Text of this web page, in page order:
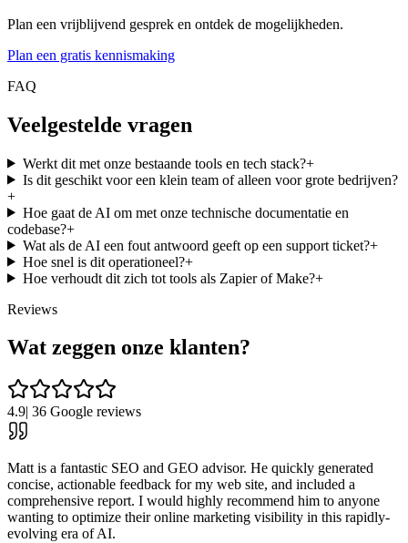
Plan een vrijblijvend gesprek en ontdek de mogelijkheden.
Plan een gratis kennismaking
FAQ
Veelgestelde vragen
Werkt dit met onze bestaande tools en tech stack?+
Is dit geschikt voor een klein team of alleen voor grote bedrijven?
+
Hoe gaat de AI om met onze technische documentatie en
codebase?+
Wat als de AI een fout antwoord geeft op een support ticket?+
Hoe snel is dit operationeel?+
Hoe verhoudt dit zich tot tools als Zapier of Make?+
Reviews
Wat zeggen onze klanten?
4.9| 36 Google reviews
Matt is a fantastic SEO and GEO advisor. He quickly generated
concise, actionable feedback for my web site, and included a
comprehensive report. I would highly recommend him to anyone
wanting to optimize their online marketing visibility in this rapidly-
evolving era of AI.